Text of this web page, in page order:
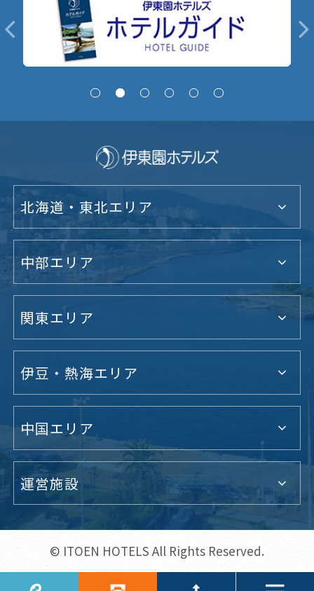
北海道・東北エリア
中部エリア
関東エリア
伊豆・熱海エリア
中国エリア
運営施設
© ITOEN HOTELS All Rights Reserved.